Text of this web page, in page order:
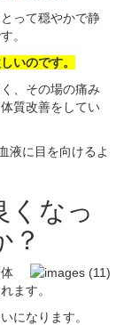
って穏やかで静
。
いのです。
、その場の痛み
質改善をしてい
液に目を向けるよ
くなっ
？
ます。
になります。